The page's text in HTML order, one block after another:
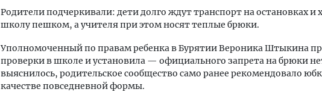
Родители подчеркивали: дети долго ждут транспорт на остановках и
школу пешком, а учителя при этом носят теплые брюки.
Уполномоченный по правам ребенка в Бурятии Вероника Штыкина
проверки в школе и установила — официального запрета на брюки
выяснилось, родительское сообщество само ранее рекомендовало
качестве повседневной формы.